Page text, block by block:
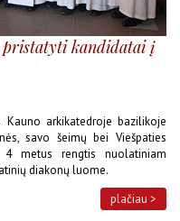
kandidatai į
Kauno arkikatedroje bazilikoje
savo šeimų bei Viešpaties
4 metus rengtis nuolatiniam
diakonų luome.
plačiau >